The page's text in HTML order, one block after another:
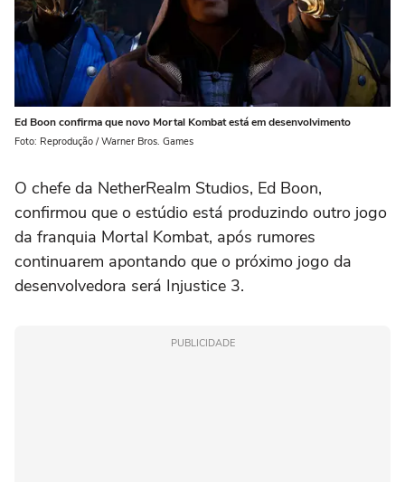
Ed Boon confirma que novo Mortal Kombat está em desenvolvimento
Foto: Reprodução / Warner Bros. Games
O chefe da NetherRealm Studios, Ed Boon,
confirmou que o estúdio está produzindo outro jogo
da franquia Mortal Kombat, após rumores
continuarem apontando que o próximo jogo da
desenvolvedora será Injustice 3.
PUBLICIDADE